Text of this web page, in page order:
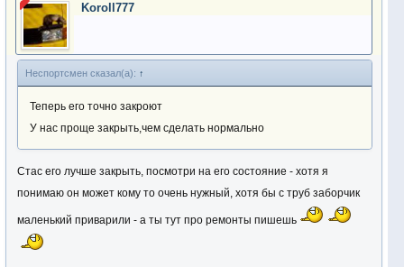
Koroll777
Неспортсмен сказал(а): ↑
Теперь его точно закроют
У нас проще закрыть,чем сделать нормально
Стас его лучше закрыть, посмотри на его состояние - хотя я
понимаю он может кому то очень нужный, хотя бы с труб заборчик
маленький приварили - а ты тут про ремонты пишешь